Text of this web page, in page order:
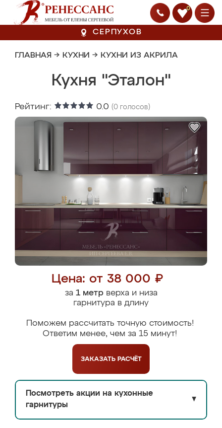
0
СЕРПУХОВ
ГЛАВНАЯ → КУХНИ → КУХНИ ИЗ АКРИЛА
Кухня "Эталон"
Рейтинг: 0.0 (0 голосов)
Цена: от 38 000 ₽
за 1 метрверха и низа
гарнитура в длину
Поможем рассчитать точную стоимость!
Ответим менее, чем за 15 минут!
ЗАКАЗАТЬ РАСЧЁТ
Посмотреть акции на кухонные
гарнитуры
▼